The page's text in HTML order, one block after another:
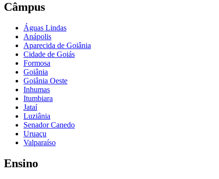
Câmpus
Águas Lindas
Anápolis
Aparecida de Goiânia
Cidade de Goiás
Formosa
Goiânia
Goiânia Oeste
Inhumas
Itumbiara
Jataí
Luziânia
Senador Canedo
Uruaçu
Valparaíso
Ensino